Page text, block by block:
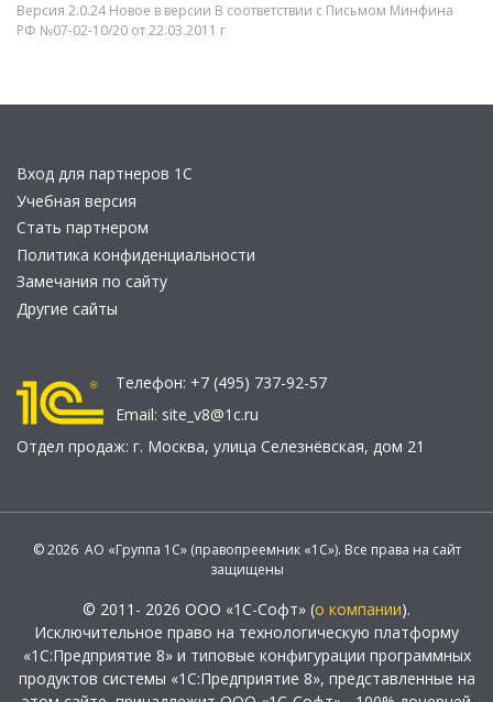
Версия 2.0.24 Новое в версии В соответствии с Письмом Минфина
РФ №07-02-10/20 от 22.03.2011 г
Вход для партнеров 1С
Учебная версия
Стать партнером
Политика конфиденциальности
Замечания по сайту
Другие сайты
Телефон: +7 (495) 737-92-57
Email: site_v8@1c.ru
Отдел продаж: г. Москва, улица Селезнёвская, дом 21
© 2026 АО «Группа 1С» (правопреемник «1С»). Все права на сайт
защищены
© 2011- 2026 ООО «1С-Софт» (о компании).
Исключительное право на технологическую платформу
«1С:Предприятие 8» и типовые конфигурации программных
продуктов системы «1С:Предприятие 8», представленные на